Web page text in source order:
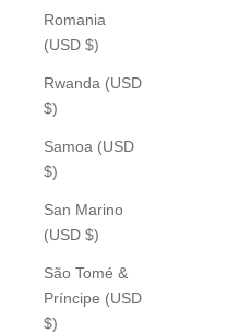
Romania
(USD $)
Rwanda (USD
$)
Samoa (USD
$)
San Marino
(USD $)
São Tomé &
Príncipe (USD
$)